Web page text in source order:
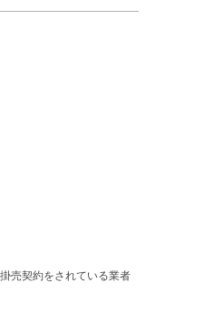
売契約をされている業者